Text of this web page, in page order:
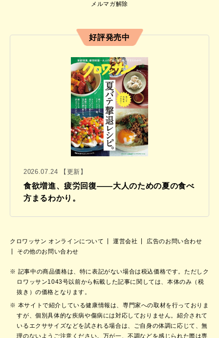
メルマガ解除
好評発売中
2026.07.24 【更新】
食欲増進、疲労回復——大人のための夏の食べ
方まるわかり。
クロワッサン オンラインについて 運営会社
広告のお問い合わせ
その他のお問い合わせ
記事中の商品価格は、特に表記がない場合は税込価格です。ただしク
ロワッサン1043号以前から転載した記事に関しては、本体のみ（税
抜き）の価格となります。
本サイトで紹介している健康情報は、専門家への取材を行っておりま
すが、個別具体的な疾病や傷病には対応しておりません。紹介されて
いるエクササイズなどを試される場合は、ご自身の体調に応じて、無
理のないようご注意ください。万が一、不調などを感じられた際は専